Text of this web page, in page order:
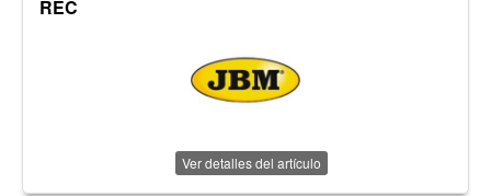
REC
Ver detalles del artículo